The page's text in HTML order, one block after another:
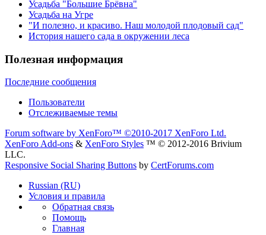
Усадьба "Большие Брёвна"
Усадьба на Угре
"И полезно, и красиво. Наш молодой плодовый сад"
История нашего сада в окружении леса
Полезная информация
Последние сообщения
Пользователи
Отслеживаемые темы
Forum software by XenForo™ ©2010-2017 XenForo Ltd.
XenForo Add-ons & XenForo Styles ™ © 2012-2016 Brivium
LLC.
Responsive Social Sharing Buttons by CertForums.com
Russian (RU)
Условия и правила
Обратная связь
Помощь
Главная